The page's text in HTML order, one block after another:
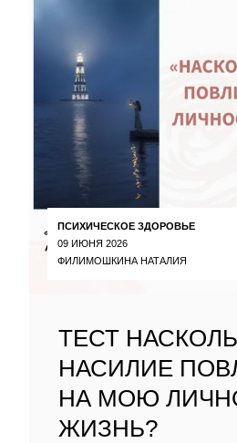
ПСИХИЧЕСКОЕ ЗДОРОВЬЕ
09 ИЮНЯ 2026
ФИЛИМОШКИНА НАТАЛИЯ
ТЕСТ
НАСИЛИЕ
НА МОЮ
ЖИЗНЬ?